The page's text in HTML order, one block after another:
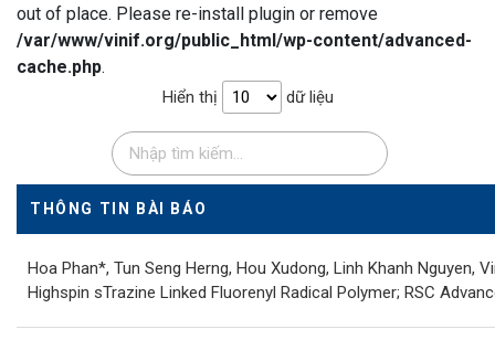
out of place. Please re-install plugin or remove
/var/www/vinif.org/public_html/wp-content/advanced-
cache.php.
Hiển thị dữ liệu
THÔNG TIN BÀI BÁO
Hoa Phan*, Tun Seng Herng, Hou Xudong, Linh Khanh Nguyen,
Highspin sTrazine Linked Fluorenyl Radical Polymer; RSC